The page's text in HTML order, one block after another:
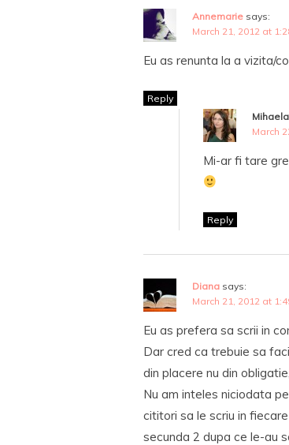
Annemarie says:
March 21, 2012 at
Eu as renunta la a vizita/
Reply
Mihaela
March
Mi-ar fi tare
Reply
Diana says:
March 21, 2012 at
Eu as prefera sa scrii in
Dar cred ca trebuie sa
din placere nu din
Nu am inteles niciodata
cititori sa le scriu in
secunda 2 dupa ce le-au